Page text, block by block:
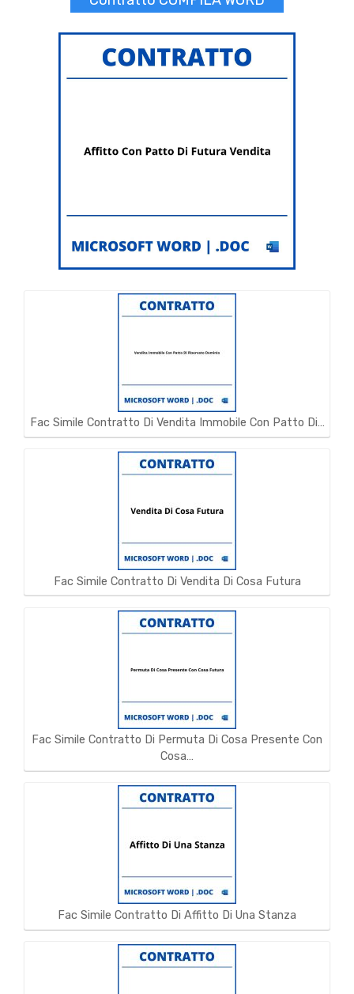
Fac Simile Contratto Di Vendita Immobile Con Patto Di…
Fac Simile Contratto Di Vendita Di Cosa Futura
Fac Simile Contratto Di Permuta Di Cosa Presente Con
Cosa…
Fac Simile Contratto Di Affitto Di Una Stanza